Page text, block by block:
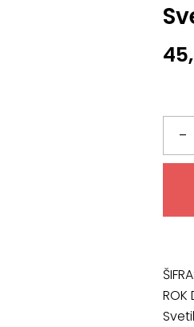
–
Svetilo
8677,
x
34
ŠIFRA:
ROK